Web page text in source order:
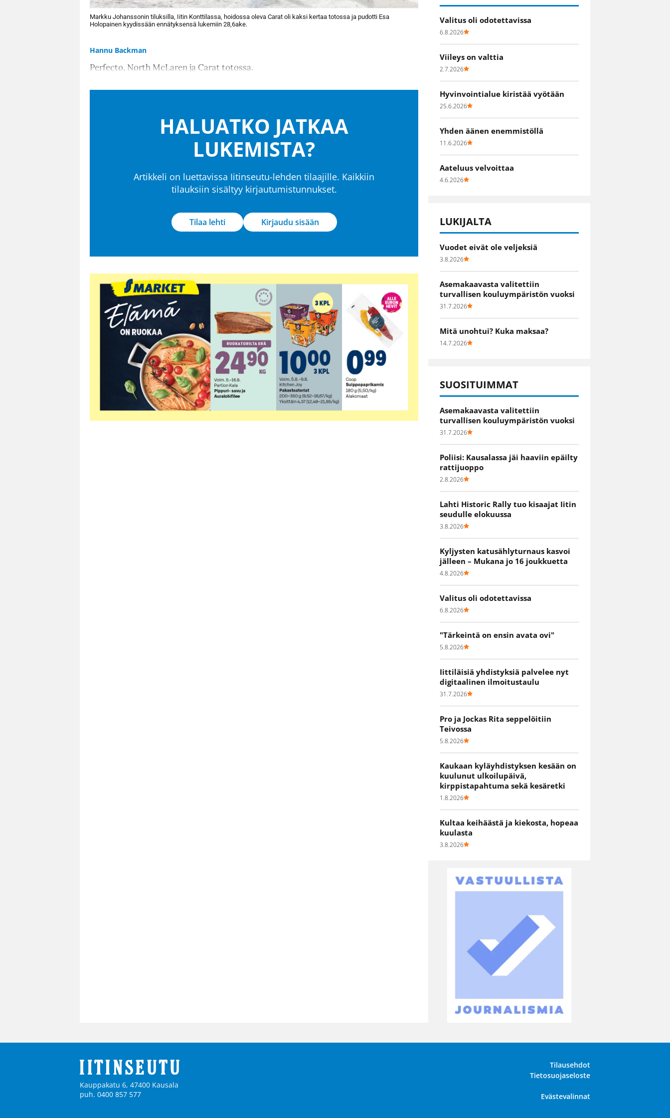
Markku Johanssonin tiluksilla, Iitin Konttilassa, hoidossa oleva Carat oli kaksi kertaa totossa ja pudotti Esa
Holopainen kyydissään ennätyksensä lukemiin 28,6ake.
Hannu Backman
Perfecto, North McLaren ja Carat totossa.
HALUATKO JATKAA
LUKEMISTA?
Artikkeli on luettavissa Iitinseutu-lehden tilaajille. Kaikkiin
tilauksiin sisältyy kirjautumistunnukset.
Tilaa lehti Kirjaudu sisään
Valitus oli odotettavissa
6.8.2026
Viileys on valttia
2.7.2026
Hyvinvointialue kiristää vyötään
25.6.2026
Yhden äänen enemmistöllä
11.6.2026
Aateluus velvoittaa
4.6.2026
LUKIJALTA
Vuodet eivät ole veljeksiä
3.8.2026
Asemakaavasta valitettiin
turvallisen kouluympäristön vuoksi
31.7.2026
Mitä unohtui? Kuka maksaa?
14.7.2026
SUOSITUIMMAT
Asemakaavasta valitettiin
turvallisen kouluympäristön vuoksi
31.7.2026
Poliisi: Kausalassa jäi haaviin epäilty
rattijuoppo
2.8.2026
Lahti Historic Rally tuo kisaajat Iitin
seudulle elokuussa
3.8.2026
Kyljysten katusählyturnaus kasvoi
jälleen – Mukana jo 16 joukkuetta
4.8.2026
Valitus oli odotettavissa
6.8.2026
"Tärkeintä on ensin avata ovi"
5.8.2026
Iittiläisiä yhdistyksiä palvelee nyt
digitaalinen ilmoitustaulu
31.7.2026
Pro ja Jockas Rita seppelöitiin
Teivossa
5.8.2026
Kaukaan kyläyhdistyksen kesään on
kuulunut ulkoilupäivä,
kirppistapahtuma sekä kesäretki
1.8.2026
Kultaa keihäästä ja kiekosta, hopeaa
kuulasta
3.8.2026
Kauppakatu 6, 47400 Kausala
puh. 0400 857 577
Tilausehdot
Tietosuojaseloste
Evästevalinnat